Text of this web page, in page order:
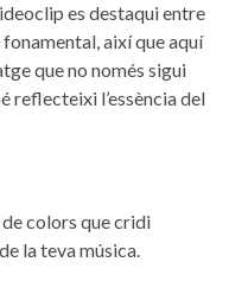
‍es destaqui entre
així que aquí
que⁤ no només sigui
reflecteixi⁣ l’essència del
colors que cridi
la teva⁣ música.